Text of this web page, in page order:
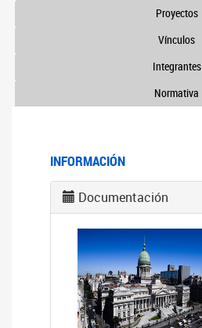
Proyectos
Vínculos
Integrantes
Normativa
INFORMACIÓN
Documentación